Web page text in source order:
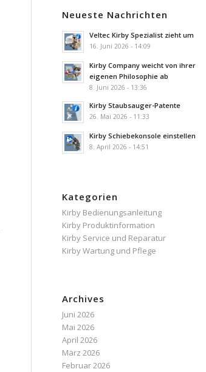
Neueste Nachrichten
Veltec Kirby Spezialist zieht um
16. Juni 2026 - 14:09
Kirby Company weicht von ihrer
eigenen Philosophie ab
8. Juni 2026 - 13:36
Kirby Staubsauger-Patente
26. Mai 2026 - 11:33
Kirby Schiebekonsole einstellen
8. April 2026 - 14:51
Kategorien
Kirby Bedienungsanleitung
Kirby Produktinformation
Kirby Service und Reparatur
Kirby Wartung und Pflege
Archives
Juni 2026
Mai 2026
April 2026
März 2026
Februar 2026